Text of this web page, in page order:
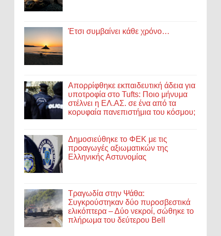
Έτσι συμβαίνει κάθε χρόνο…
Απορρίφθηκε εκπαιδευτική άδεια για
υποτροφία στο Tufts: Ποιο μήνυμα
στέλνει η ΕΛ.ΑΣ. σε ένα από τα
κορυφαία πανεπιστήμια του κόσμου;
Δημοσιεύθηκε το ΦΕΚ με τις
προαγωγές αξιωματικών της
Ελληνικής Αστυνομίας
Τραγωδία στην Ψάθα:
Συγκρούστηκαν δύο πυροσβεστικά
ελικόπτερα – Δύο νεκροί, σώθηκε το
πλήρωμα του δεύτερου Bell